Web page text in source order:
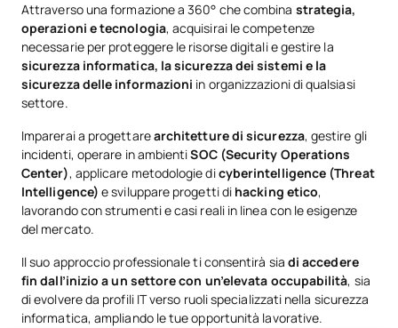
Attraverso una formazione a 360° che combina strategia,
operazioni e tecnologia, acquisirai le competenze
necessarie per proteggere le risorse digitali e gestire la
sicurezza informatica, la sicurezza dei sistemi e la
sicurezza delle informazioni in organizzazioni di qualsiasi
settore.
Imparerai a progettarearchitetture di sicurezza, gestire gli
incidenti, operare in ambientiSOC (Security Operations
Center), applicare metodologie dicyberintelligence (Threat
Intelligence)e sviluppare progetti di hacking etico,
lavorando con strumenti e casi reali in linea con le esigenze
del mercato.
Il suo approccio professionale ti consentirà sia di accedere
fin dall’inizio a un settore con un’elevata occupabilità, sia
di evolvere da profili IT verso ruoli specializzati nella sicurezza
informatica, ampliando le tue opportunità lavorative.